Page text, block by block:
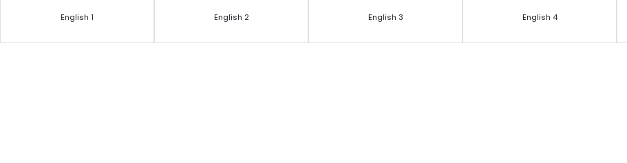
English 1 English 2 English 3 English 4